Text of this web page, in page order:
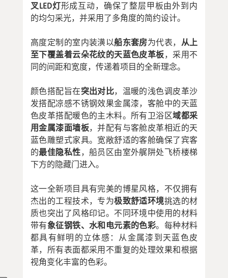
叉LED灯形成互动，确保了整层甲板由外到内
的均匀采光，并采用了多角度的简约设计。
高度定制的室内装潢以船东套房为代表， 从上
至下覆盖着云朵花纹的天蓝色皮革板，采用不
同的间距和宽度，传递着项目的全新理念。
颜色搭配旨在突出对比，温暖的浅色调皮革沙
发搭配凉感不锈钢效果金属漆，客舱中的天蓝
色皮革搭配暖色的主木料。所有卫浴区域都采
用金属漆面墙板，并配有与客舱皮革相近的天
蓝色雕塑式家具。宽敞舒适的客舱确保了宾客
的最佳隐私性，船员区由室外艉阱处飞桥楼梯
下方的隐藏门进入。
这一全新项目具有完美的博星风格，不仅拥有
杰出的工程技术，专为极致舒适环境挑选的材
质也突出了风格印记。不同环境中使用的材料
带有象征钢铁、水和电元素的色彩。每种材料
都具有鲜明的立体感：从金属漆到天蓝色皮
革，所有表面都采用不重复的处理效果和根据
视角变化丰富的色彩。